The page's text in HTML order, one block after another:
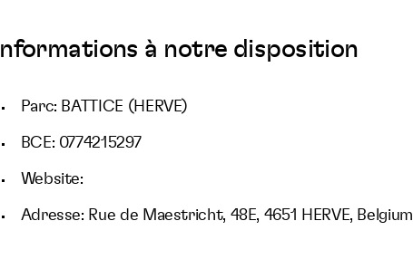
Informations à notre disposition
Parc: BATTICE (HERVE)
BCE: 0774215297
Website:
Adresse: Rue de Maestricht, 48E, 4651 HERVE, Belgium